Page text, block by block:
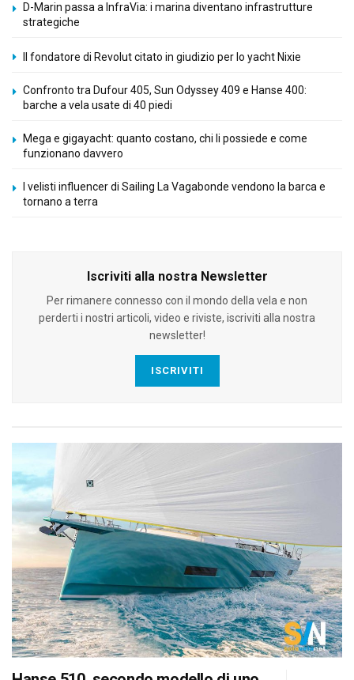
D-Marin passa a InfraVia: i marina diventano infrastrutture
strategiche
Il fondatore di Revolut citato in giudizio per lo yacht Nixie
Confronto tra Dufour 405, Sun Odyssey 409 e Hanse 400:
barche a vela usate di 40 piedi
Mega e gigayacht: quanto costano, chi li possiede e come
funzionano davvero
I velisti influencer di Sailing La Vagabonde vendono la barca e
tornano a terra
Iscriviti alla nostra Newsletter
Per rimanere connesso con il mondo della vela e non
perderti i nostri articoli, video e riviste, iscriviti alla nostra
newsletter!
ISCRIVITI